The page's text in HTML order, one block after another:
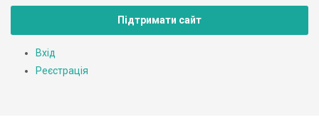
Підтримати сайт
Вхід
Реєстрація